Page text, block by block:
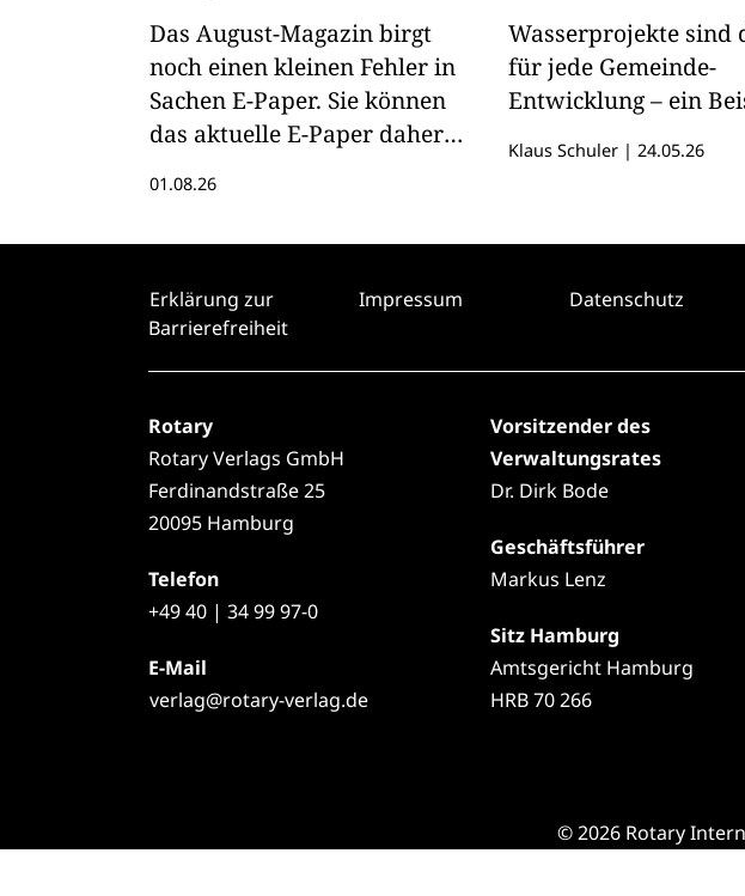
Das August-Magazin birgt
noch einen kleinen Fehler in
Sachen E-Paper. Sie können
das aktuelle E-Paper daher
01.08.26
Wasserprojekte sind
für jede Gemeinde-
Entwicklung – ein
Klaus Schuler | 24.05.26
Erklärung zur
Barrierefreiheit
Impressum Datenschutz
Rotary
Rotary Verlags GmbH
Ferdinandstraße 25
20095 Hamburg
Telefon
+4940 | 34 99 97-0
E-Mail
verlag@rotary-verlag.de
Vorsitzender des
Verwaltungsrates
Dr. Dirk Bode
Geschäftsführer
Markus Lenz
Sitz Hamburg
Amtsgericht Hamburg
HRB 70 266
© 2026 Rotary